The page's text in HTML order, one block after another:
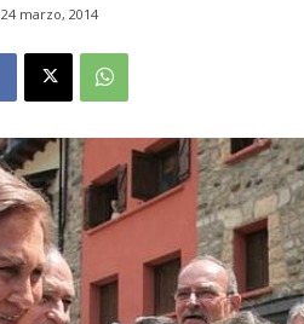
24 marzo, 2014